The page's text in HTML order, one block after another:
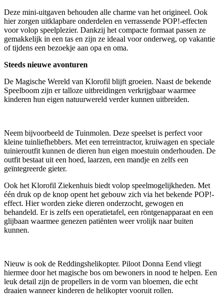
Deze mini-uitgaven behouden alle charme van het origineel. Ook
hier zorgen uitklapbare onderdelen en verrassende POP!-effecten
voor volop speelplezier. Dankzij het compacte formaat passen ze
gemakkelijk in een tas en zijn ze ideaal voor onderweg, op vakantie
of tijdens een bezoekje aan opa en oma.
Steeds nieuwe avonturen
De Magische Wereld van Klorofil blijft groeien. Naast de bekende
Speelboom zijn er talloze uitbreidingen verkrijgbaar waarmee
kinderen hun eigen natuurwereld verder kunnen uitbreiden.
Neem bijvoorbeeld de Tuinmolen. Deze speelset is perfect voor
kleine tuinliefhebbers. Met een terreintractor, kruiwagen en speciale
tuinieroutfit kunnen de dieren hun eigen moestuin onderhouden. De
outfit bestaat uit een hoed, laarzen, een mandje en zelfs een
geïntegreerde gieter.
Ook het Klorofil Ziekenhuis biedt volop speelmogelijkheden. Met
één druk op de knop opent het gebouw zich via het bekende POP!-
effect. Hier worden zieke dieren onderzocht, gewogen en
behandeld. Er is zelfs een operatietafel, een röntgenapparaat en een
glijbaan waarmee genezen patiënten weer vrolijk naar buiten
kunnen.
Nieuw is ook de Reddingshelikopter. Piloot Donna Eend vliegt
hiermee door het magische bos om bewoners in nood te helpen. Een
leuk detail zijn de propellers in de vorm van bloemen, die echt
draaien wanneer kinderen de helikopter vooruit rollen.